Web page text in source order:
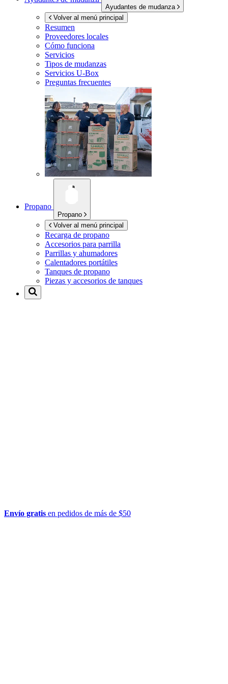
Ayudantes de mudanza
Volver al menú principal
Resumen
Proveedores locales
Cómo funciona
Servicios
Tipos de mudanzas
Servicios U-Box
Preguntas frecuentes
Propano
Propano
Volver al menú principal
Recarga de propano
Accesorios para parrilla
Parrillas y ahumadores
Calentadores portátiles
Tanques de propano
Piezas y accesorios de tanques
Envío gratis en pedidos de más de $50